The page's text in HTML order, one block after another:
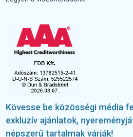
Kövesse be közösségi média
exkluzív ajánlatok,
népszerű tartalmak várják!